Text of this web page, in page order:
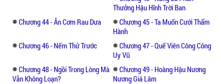
Thưởng Hậu Hĩnh Trời Ban
Chương 44 - Ăn Cơm Rau Dưa
Chương 45 - Ta Muốn Cưới Thẩm
Hành
Chương 46 - Nếm Thử Trước
Chương 47 - Quế Viên Công Công
Uy Vũ
Chương 48 - Ngồi Trong Lòng Mà
Vẫn Không Loạn?
Chương 49 - Hoàng Hậu Nương
Nương Giá Lâm